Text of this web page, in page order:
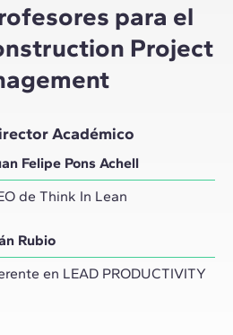
para el
Project
Académico
Felipe Pons Achell
de Think In Lean
Rubio
en LEAD PRODUCTIVITY